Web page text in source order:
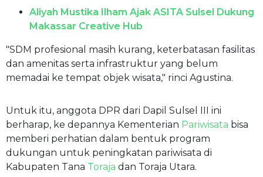
Aliyah Mustika Ilham Ajak ASITA Sulsel Dukung
Makassar Creative Hub
"SDM profesional masih kurang, keterbatasan fasilitas
dan amenitas serta infrastruktur yang belum
memadai ke tempat objek wisata," rinci Agustina.
Untuk itu, anggota DPR dari Dapil Sulsel III ini
berharap, ke depannya Kementerian Pariwisata bisa
memberi perhatian dalam bentuk program
dukungan untuk peningkatan pariwisata di
Kabupaten Tana Toraja dan Toraja Utara.